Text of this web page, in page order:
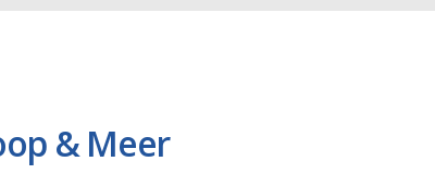
& Meer